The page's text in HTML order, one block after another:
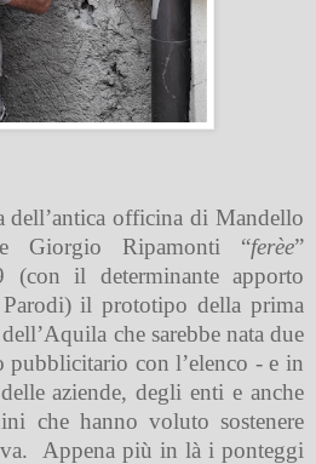
dell’antica officina di Mandello
Giorgio Ripamonti “ferèe”
(con il determinante apporto
il prototipo della prima
che sarebbe nata due
con l’elenco - e in
aziende, degli enti e anche
che hanno voluto sostenere
Appena più in là i ponteggi